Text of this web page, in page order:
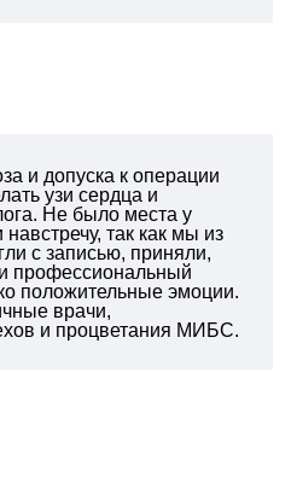
и допуска к операции
узи сердца и
Не было места у
так как мы из
с записью, приняли,
профессиональный
положительные эмоции.
врачи,
и процветания МИБС.